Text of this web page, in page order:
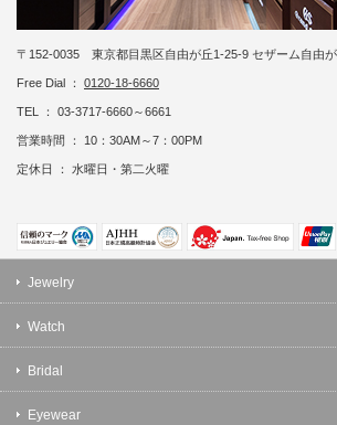
〒152-0035 東京都目黒区自由が丘1-25-9 セザーム自由
Free Dial ： 0120-18-6660
TEL ： 03-3717-6660～6661
営業時間 ： 10：30AM～7：00PM
定休日 ： 水曜日・第二火曜
Jewelry
Watch
Bridal
Eyewear